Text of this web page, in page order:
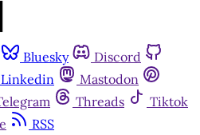
Bluesky
Discord
Linkedin
Mastodon
Threads
Tiktok
RSS